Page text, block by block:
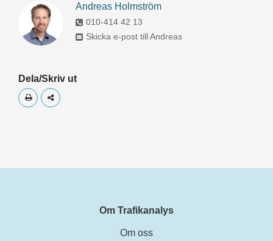
Andreas Holmström
010-414 42 13
Skicka e-post till Andreas
Dela/Skriv ut
Skriv utDela
Om Trafikanalys
Om oss